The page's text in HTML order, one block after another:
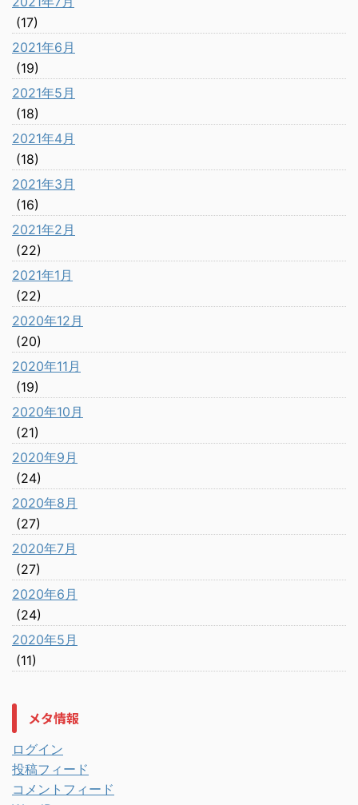
(17)
2021年6月
(19)
2021年5月
(18)
2021年4月
(18)
2021年3月
(16)
2021年2月
(22)
2021年1月
(22)
2020年12月
(20)
2020年11月
(19)
2020年10月
(21)
2020年9月
(24)
2020年8月
(27)
2020年7月
(27)
2020年6月
(24)
2020年5月
(11)
メタ情報
ログイン
投稿フィード
コメントフィード